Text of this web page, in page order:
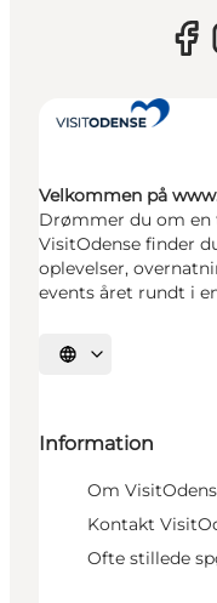
Velkommen på
Drømmer du om en
VisitOdense finder
oplevelser,
events året rundt i
Vælg sprog
Information
Om
Kontakt
Ofte stillede